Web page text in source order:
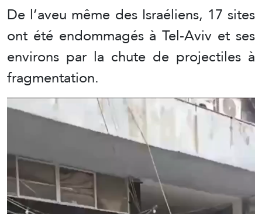
De l’aveu même des Israéliens, 17 sites
ont été endommagés à Tel-Aviv et ses
environs par la chute de projectiles à
fragmentation.